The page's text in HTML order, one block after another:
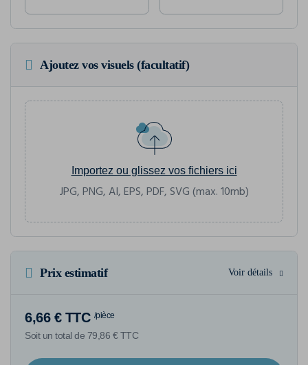
Ajoutez vos visuels (facultatif)
Importez ou glissez vos fichiers ici
JPG, PNG, AI, EPS, PDF, SVG (max. 10mb)
Prix estimatif Voir détails
6,66 € TTC /pièce
Soit un total de 79,86 € TTC